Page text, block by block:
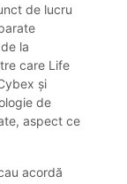
de lucru
la
care Life
și
de
aspect ce
acordă